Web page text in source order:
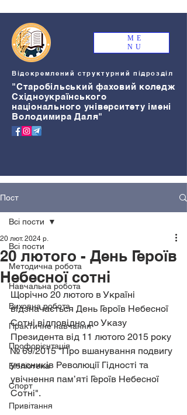
ME
NU
Відокремлений структурний підрозділ
"Старобільський фаховий коледж
Східноукраїнського
національного університету імені
Володимира Даля"
Пост
Всі пости
Методична робота
Навчальна робота
Виховна робота
Практичне навчання
Профорієнтація
Бібліотека
Спорт
Привітання
Всі пости
20 лютого - День Героїв
Небесної сотні
20 лют. 2024 р.
Щорічно 20 лютого в Україні
відзначається День Героїв Небесної
Сотні відповідно до Указу
Президента від 11 лютого 2015 року
№ 69/2015 "Про вшанування подвигу
учасників Революції Гідності та
увічнення пам’яті Героїв Небесної
Сотні".